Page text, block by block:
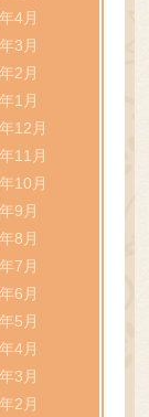
4月
3月
2月
1月
12月
11月
10月
9月
8月
7月
6月
5月
4月
3月
2月